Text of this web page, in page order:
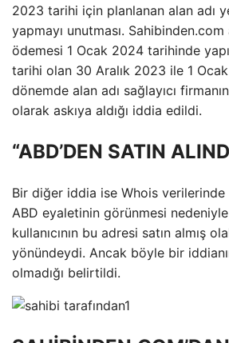
2023 tarihi için planlanan alan adı
yapmayı unutması.
ödemesi 1 Ocak 2024 tarihinde
tarihi olan 30 Aralık 2023 ile 1
dönemde alan adı sağlayıcı
olarak askıya aldığı iddia edildi.
“ABD’DEN SATIN
Bir diğer iddia ise Whois verilerinde
ABD eyaletinin görünmesi
kullanıcının bu adresi satın almış
yönündeydi. Ancak böyle bir
olmadığı belirtildi.